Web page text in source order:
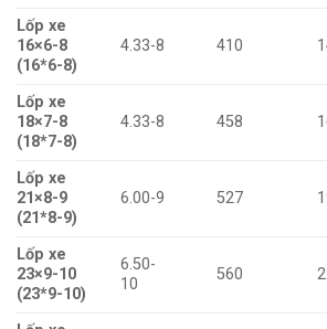
Lốp xe
16×6-8
(16*6-8)
4.33-8 410
Lốp xe
18×7-8
(18*7-8)
4.33-8 458
Lốp xe
21×8-9
(21*8-9)
6.00-9 527
Lốp xe
23×9-10
(23*9-10)
6.50-
10
560